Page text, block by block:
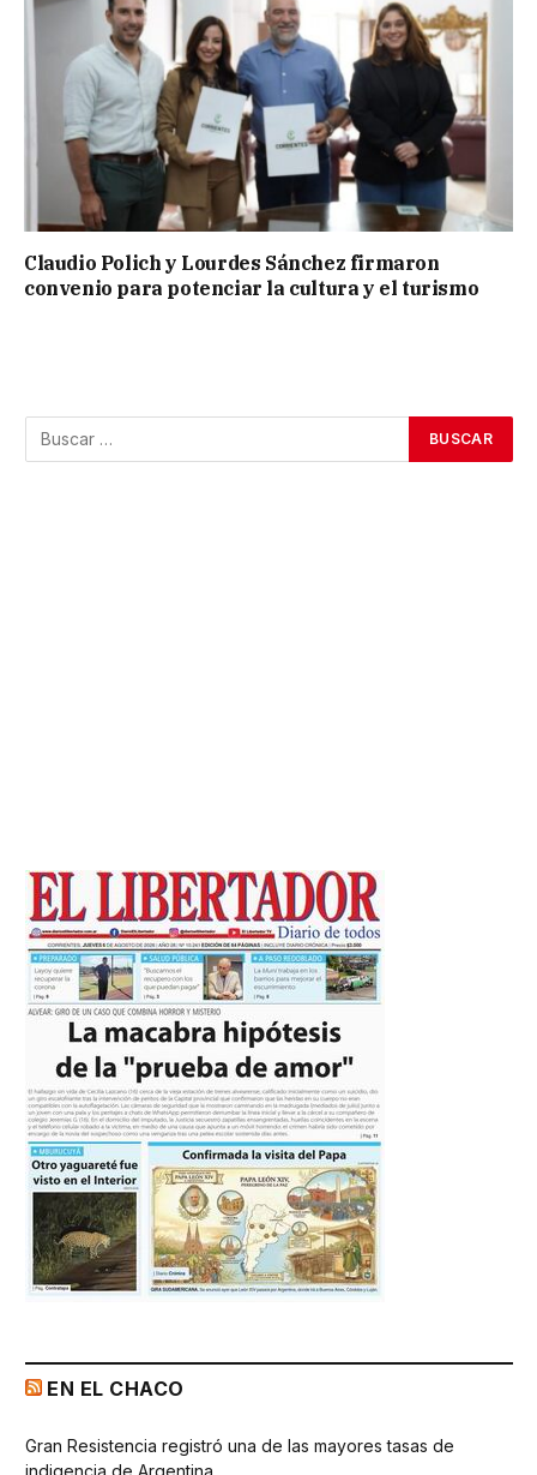
Claudio Polich y Lourdes Sánchez firmaron
convenio para potenciar la cultura y el turismo
EN EL CHACO
Gran Resistencia registró una de las mayores tasas de
indigencia de Argentina